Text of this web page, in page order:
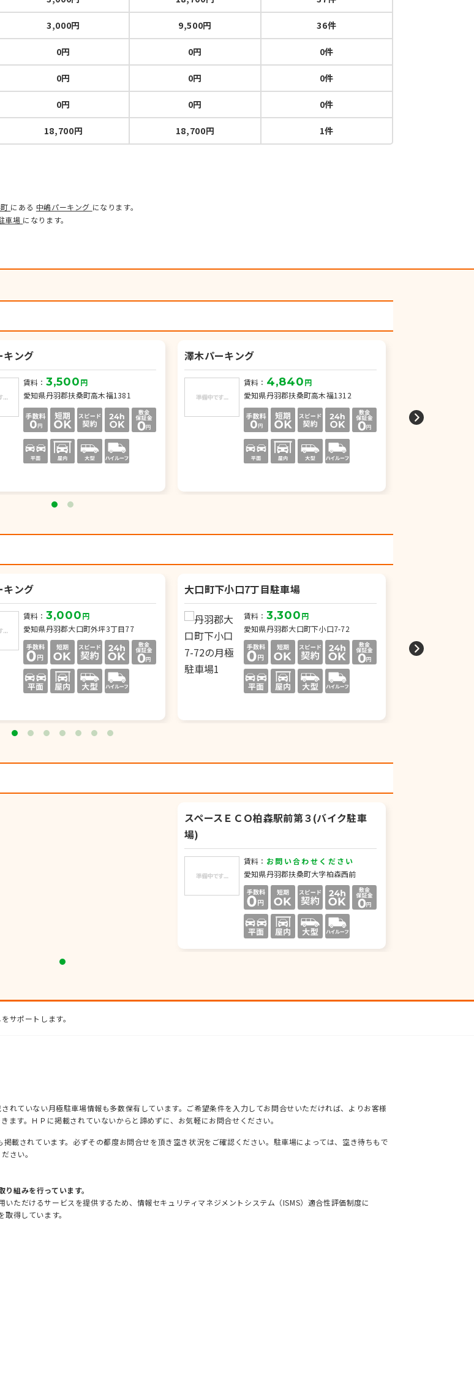
3,000円 9,500円 36件
0円 0円 0件
0円 0円 0件
0円 0円 0件
18,700円 18,700円 1件
にある 中嶋パーキング になります。
車場 になります。
キング
賃料： 3,500円
愛知県丹羽郡扶桑町高木福1381
澤木パーキング
賃料： 4,840円
愛知県丹羽郡扶桑町高木福1312
キング
賃料： 3,000円
愛知県丹羽郡大口町外坪3丁目77
大口町下小口7丁目駐車場
賃料： 3,300円
愛知県丹羽郡大口町下小口7-72
スペースＥＣＯ柏森駅前第３(バイク駐車
場)
賃料： お問い合わせください
愛知県丹羽郡扶桑町大字柏森西前
サポートします。
れていない月極駐車場情報も多数保有しています。ご希望条件を入力してお問合せいただければ、よりお客様
す。ＨＰに掲載されていないからと諦めずに、お気軽にお問合せください。
載されています。必ずその都度お問合せを頂き空き状況をご確認ください。駐車場によっては、空き待ちもで
さい。
組みを行っています。
いただけるサービスを提供するため、情報セキュリティマネジメントシステム（ISMS）適合性評価制度に
得しています。